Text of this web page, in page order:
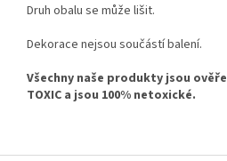
Druh obalu se může lišit.
Dekorace nejsou součástí balení.
Všechny naše produkty jsou
TOXIC a jsou 100% netoxické.